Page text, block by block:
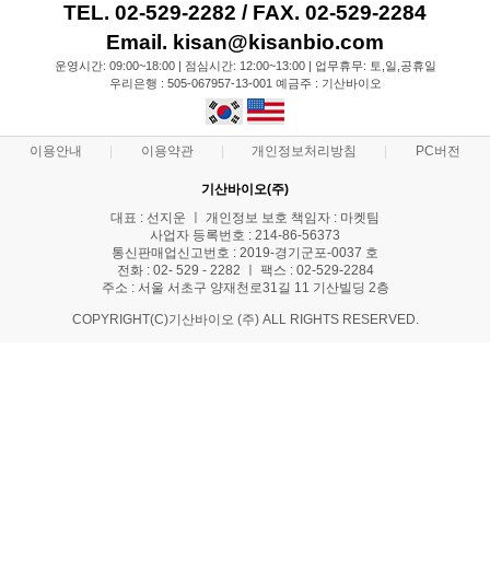
TEL. 02-529-2282 / FAX. 02-529-2284
Email. kisan@kisanbio.com
운영시간: 09:00~18:00 | 점심시간: 12:00~13:00 | 업무휴무: 토,일,공휴일
우리은행 : 505-067957-13-001 예금주 : 기산바이오
이용안내 이용약관 개인정보처리방침 PC버전
기산바이오(주)
대표 : 선지운 ㅣ 개인정보 보호 책임자 : 마켓팀
사업자 등록번호 : 214-86-56373
통신판매업신고번호 : 2019-경기군포-0037 호
전화 : 02- 529 - 2282 ㅣ 팩스 : 02-529-2284
주소 : 서울 서초구 양재천로31길 11 기산빌딩 2층
COPYRIGHT(C)기산바이오 (주) ALL RIGHTS RESERVED.